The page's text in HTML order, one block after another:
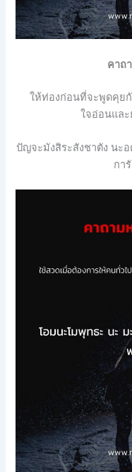
คาถ
ให้ท่องก่อนที่จะพูดคุย
ใจอ่อนแล
ปัญจะมังสิระสังชาตัง นะอ
กา